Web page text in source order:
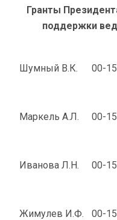
Гранты
поддержки
Шумный В.К. 00-
Маркель А.Л. 00-
Иванова Л.Н. 00-
Жимулев И.Ф. 00-